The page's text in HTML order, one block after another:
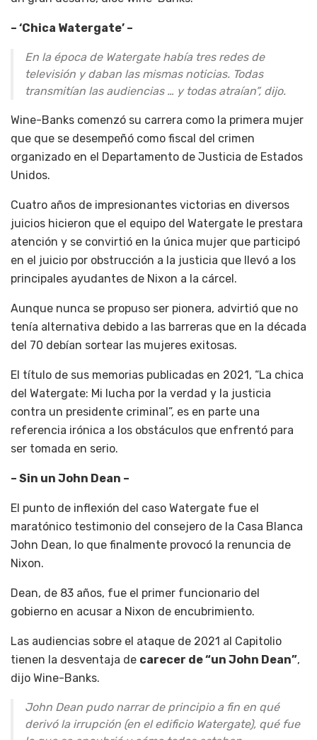
– ‘Chica Watergate’ –
En la época de Watergate había tres redes de
televisión y daban las mismas noticias. Todas
transmitían las audiencias … y todas atraían”, dijo.
Wine-Banks comenzó su carrera como la primera mujer
que que se desempeñó como fiscal del crimen
organizado en el Departamento de Justicia de Estados
Unidos.
Cuatro años de impresionantes victorias en diversos
juicios hicieron que el equipo del Watergate le prestara
atención y se convirtió en la única mujer que participó
en el juicio por obstrucción a la justicia que llevó a los
principales ayudantes de Nixon a la cárcel.
Aunque nunca se propuso ser pionera, advirtió que no
tenía alternativa debido a las barreras que en la década
del 70 debían sortear las mujeres exitosas.
El título de sus memorias publicadas en 2021, “La chica
del Watergate: Mi lucha por la verdad y la justicia
contra un presidente criminal”, es en parte una
referencia irónica a los obstáculos que enfrentó para
ser tomada en serio.
– Sin un John Dean –
El punto de inflexión del caso Watergate fue el
maratónico testimonio del consejero de la Casa Blanca
John Dean, lo que finalmente provocó la renuncia de
Nixon.
Dean, de 83 años, fue el primer funcionario del
gobierno en acusar a Nixon de encubrimiento.
Las audiencias sobre el ataque de 2021 al Capitolio
tienen la desventaja de carecer de “un John Dean”,
dijo Wine-Banks.
John Dean pudo narrar de principio a fin en qué
derivó la irrupción (en el edificio Watergate), qué fue